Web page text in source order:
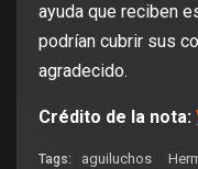
ayuda que reciben
podrían cubrir sus
agradecido.
Crédito de la nota:
Tags: aguiluchos